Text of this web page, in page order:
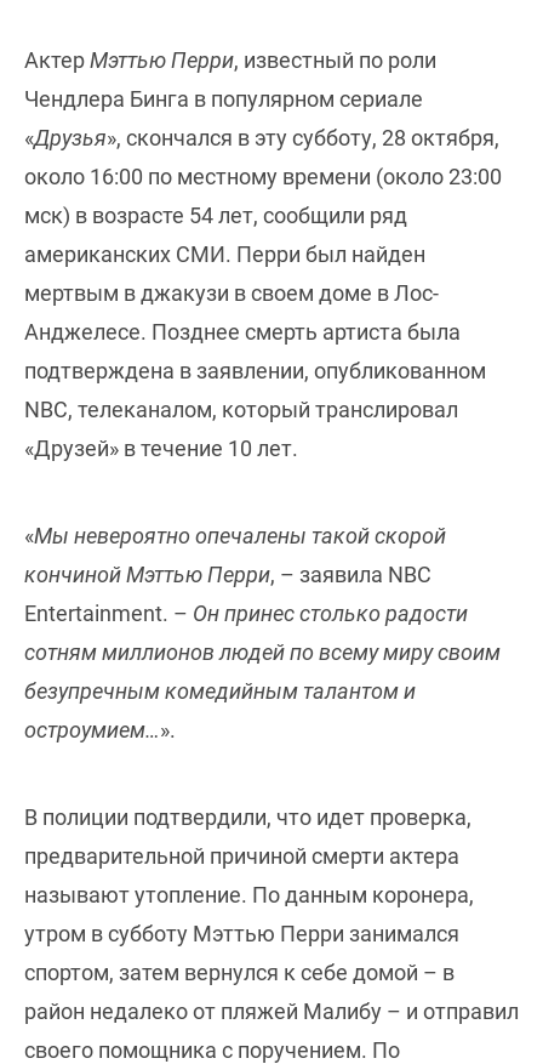
АктерМэттью Перри, известный по роли
Чендлера Бинга в популярном сериале
«Друзья», скончался в эту субботу, 28 октября,
около 16:00 по местному времени (около 23:00
мск) в возрасте 54 лет, сообщили ряд
американских СМИ. Перри был найден
мертвым в джакузи в своем доме в Лос-
Анджелесе. Позднее смерть артиста была
подтверждена в заявлении, опубликованном
NBC, телеканалом, который транслировал
«Друзей» в течение 10 лет.
«Мы невероятно опечалены такой скорой
кончиной Мэттью Перри, – заявила NBC
Entertainment. – Он принес столько радости
сотням миллионов людей по всему миру своим
безупречным комедийным талантом и
остроумием…».
В полиции подтвердили, что идет проверка,
предварительной причиной смерти актера
называют утопление. По данным коронера,
утром в субботу Мэттью Перри занимался
спортом, затем вернулся к себе домой – в
район недалеко от пляжей Малибу – и отправил
своего помощника с поручением. По